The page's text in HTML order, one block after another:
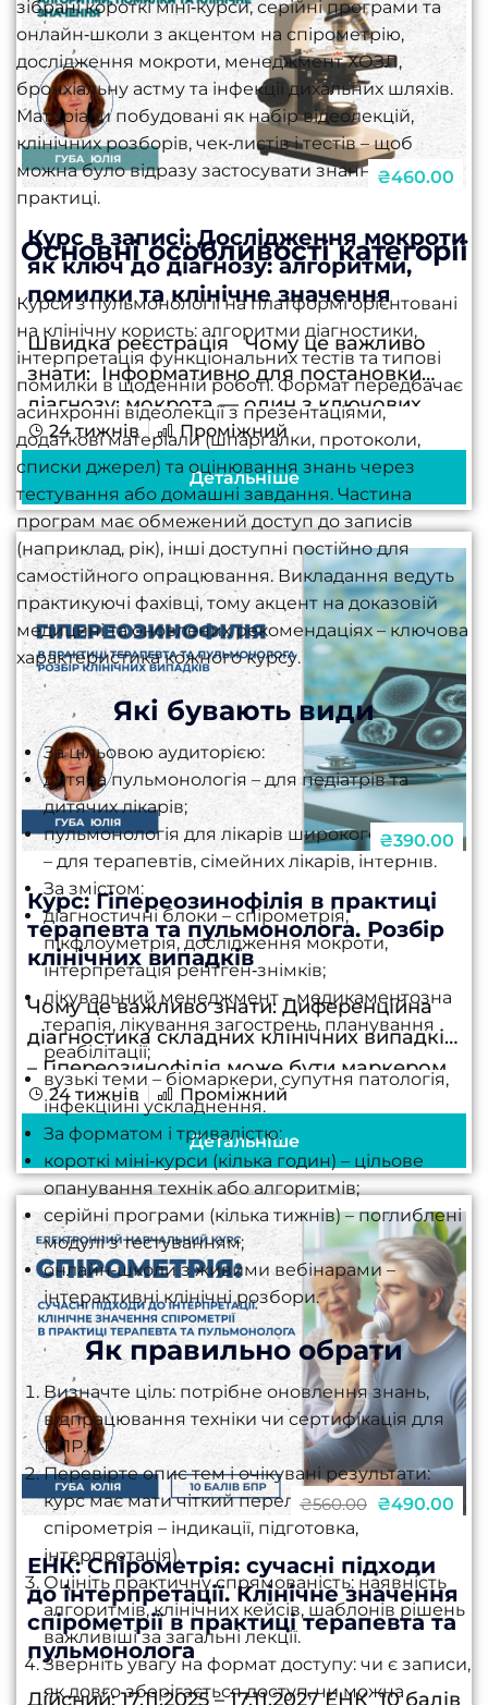
₴460.00
Курс в записі: Дослідження мокроти
як ключ до діагнозу: алгоритми,
помилки та клінічне значення
Швидка реєстрація Чому це важливо
знати: Інформативно для постановки
діагнозу: мокрота — один з ключових
компонентів у діагностиці пневмоній,
ХОЗЛ, бронхоектазів, туберкульозу. І від
того, як саме її проаналізували,...
24 тижнів Проміжний
Детальніше
₴390.00
Курс: Гіпереозинофілія в практиці
терапевта та пульмонолога. Розбір
клінічних випадків
Чому це важливо знати: Диференційна
діагностика складних клінічних випадків
– Гіпереозинофілія може бути маркером
понад 100 різних захворювань, від
алергічних реакцій до
онкогематологічних патологій, що
вимагає системного підходу до
діагностики....
24 тижнів Проміжний
Детальніше
₴560.00 ₴490.00
ЕНК: Спірометрія: сучасні підходи
до інтерпретації. Клінічне значення
спірометрії в практиці терапевта та
пульмонолога
Дійсний: 17.11.2025 – 17.11.2027 ЕНК 10 балів
зібрані короткі міні‑курси, серійні програми та
онлайн‑школи з акцентом на спірометрію,
дослідження мокроти, менеджмент ХОЗЛ,
бронхіальну астму та інфекції дихальних шляхів.
Матеріали побудовані як набір відеолекцій,
клінічних розборів, чек‑листів і тестів – щоб
можна було відразу застосувати знання в
практиці.
Основні особливості категорії
Курси з пульмонології на платформі орієнтовані
на клінічну користь: алгоритми діагностики,
інтерпретація функціональних тестів та типові
помилки в щоденній роботі. Формат передбачає
асинхронні відеолекції з презентаціями,
додаткові матеріали (шпаргалки, протоколи,
списки джерел) та оцінювання знань через
тестування або домашні завдання. Частина
програм має обмежений доступ до записів
(наприклад, рік), інші доступні постійно для
самостійного опрацювання. Викладання ведуть
практикуючі фахівці, тому акцент на доказовій
медицині та оновлених рекомендаціях – ключова
характеристика кожного курсу.
Які бувають види
За цільовою аудиторією:
дитяча пульмонологія – для педіатрів та
дитячих лікарів;
пульмонологія для лікарів широкого профілю
– для терапевтів, сімейних лікарів, інтернів.
За змістом:
діагностичні блоки – спірометрія,
пікфлоуметрія, дослідження мокроти,
інтерпретація рентген‑знімків;
лікувальний менеджмент – медикаментозна
терапія, лікування загострень, планування
реабілітації;
вузькі теми – біомаркери, супутня патологія,
інфекційні ускладнення.
За форматом і тривалістю:
короткі міні‑курси (кілька годин) – цільове
опанування технік або алгоритмів;
серійні програми (кілька тижнів) – поглиблені
модулі з тестуванням;
онлайн‑школи з живими вебінарами –
інтерактивні клінічні розбори.
Як правильно обрати
Визначте ціль: потрібне оновлення знань,
відпрацювання техніки чи сертифікація для
БПР.
Перевірте опис тем і очікувані результати:
курс має мати чіткий перелік тем (наприклад,
спірометрія – індикації, підготовка,
інтерпретація).
Оцініть практичну спрямованість: наявність
алгоритмів, клінічних кейсів, шаблонів рішень
важливіші за загальні лекції.
Зверніть увагу на формат доступу: чи є записи,
як довго зберігається доступ, чи можна